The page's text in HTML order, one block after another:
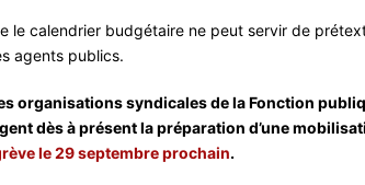
le calendrier budgétaire ne peut servir de
agents publics.
organisations syndicales de la Fonction
dès à présent la préparation d’une
le 29 septembre prochain.